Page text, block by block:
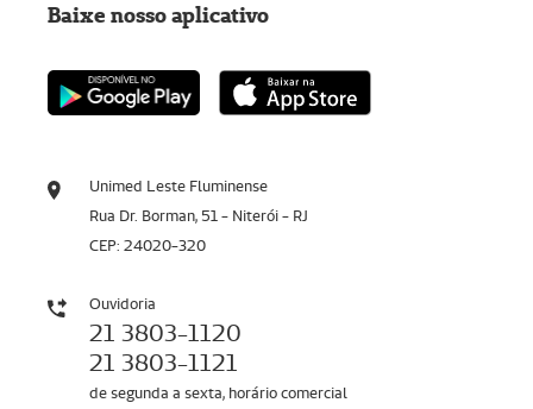
Unimed Leste Fluminense
Rua Dr. Borman, 51 - Niterói - RJ
CEP: 24020-320
Ouvidoria
21 3803-1120
21 3803-1121
de segunda a sexta, horário comercial
Baixe nosso aplicativo